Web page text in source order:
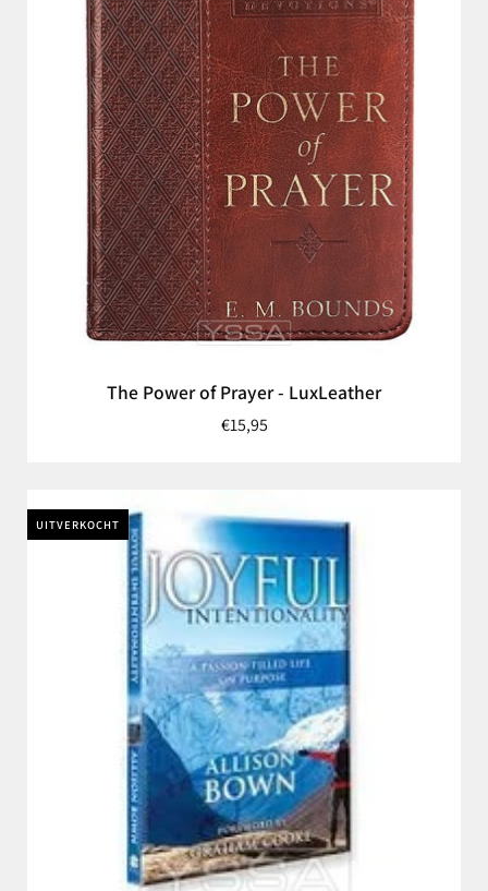
The Power of Prayer - LuxLeather
€15,95
UITVERKOCHT